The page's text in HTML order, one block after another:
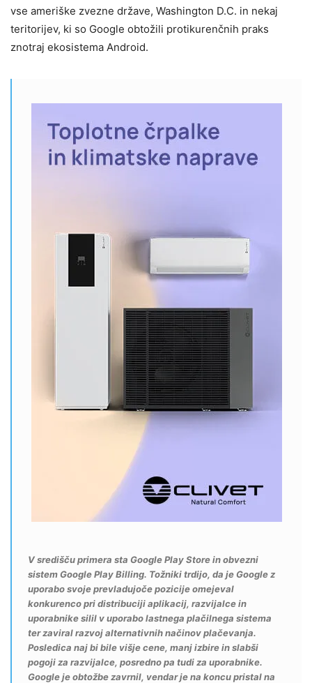
vse ameriške zvezne države, Washington D.C. in nekaj
teritorijev, ki so Google obtožili protikurenčnih praks
znotraj ekosistema Android.
V središču primera sta Google Play Store in obvezni
sistem Google Play Billing. Tožniki trdijo, da je Google z
uporabo svoje prevladujoče pozicije omejeval
konkurenco pri distribuciji aplikacij, razvijalce in
uporabnike silil v uporabo lastnega plačilnega sistema
ter zaviral razvoj alternativnih načinov plačevanja.
Posledica naj bi bile višje cene, manj izbire in slabši
pogoji za razvijalce, posredno pa tudi za uporabnike.
Google je obtožbe zavrnil, vendar je na koncu pristal na